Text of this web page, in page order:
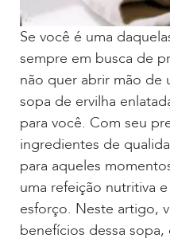
Se você é uma
sempre em busca de
não quer abrir mão de
sopa de ervilha
para você. Com seu
ingredientes de
para aqueles
uma refeição nutritiva
esforço. Neste artigo,
benefícios dessa